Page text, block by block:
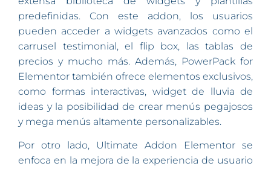
predefinidas. Con este addon, los usuarios
pueden acceder a widgets avanzados como el
carrusel testimonial, el flip box, las tablas de
precios y mucho más. Además, PowerPack for
Elementor también ofrece elementos exclusivos,
como formas interactivas, widget de lluvia de
ideas y la posibilidad de crear menús pegajosos
y mega menús altamente personalizables.
Por otro lado, Ultimate Addon Elementor se
enfoca en la mejora de la experiencia de usuario